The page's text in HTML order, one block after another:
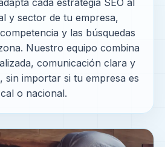
y sector de tu empresa,
y las búsquedas
Nuestro equipo combina
comunicación clara y
sin importar si tu empresa es
o nacional.